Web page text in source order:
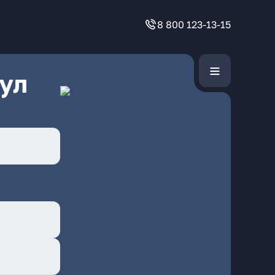
8 800 123-13-15